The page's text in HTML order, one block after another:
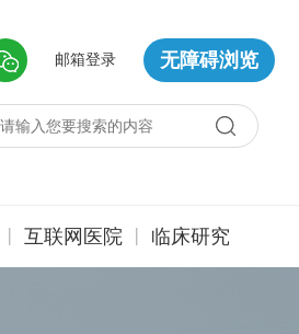
无障碍浏览
邮箱登录
| 互联网医院 | 临床研究